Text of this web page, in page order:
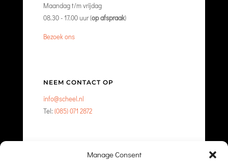
Manage Consent
Maandag t/m vrijdag
08.30 - 17.00 uur (op afspraak)
Bezoek ons
NEEM CONTACT OP
info@scheel.nl
Tel: (085) 071 2872
NEEM CONTACT OP